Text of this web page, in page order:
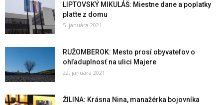
LIPTOVSKÝ MIKULÁŠ: Miestne dane a poplatky
plaťte z domu
5. januára 2021
RUŽOMBEROK: Mesto prosí obyvateľov o
ohľaduplnosť na ulici Majere
22. januára 2021
ŽILINA: Krásna Nina, manažérka bojovníka